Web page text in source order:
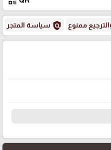
ممنوع policy سياسة المتجر